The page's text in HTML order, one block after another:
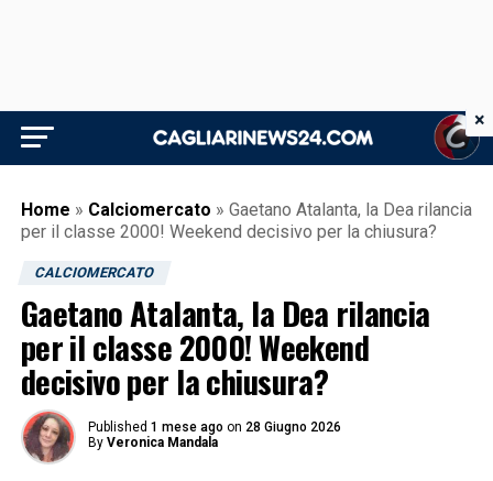
Home » Calciomercato » Gaetano Atalanta, la Dea rilancia
per il classe 2000! Weekend decisivo per la chiusura?
CALCIOMERCATO
Gaetano Atalanta, la Dea rilancia
per il classe 2000! Weekend
decisivo per la chiusura?
Published 1 mese ago on 28 Giugno 2026
By Veronica Mandala
×